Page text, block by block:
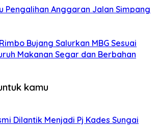
Pengalihan Anggaran Jalan Simpang
Bujang Salurkan MBG Sesuai
Makanan Segar dan Berbahan
kamu
Dilantik Menjadi Pj Kades Sungai